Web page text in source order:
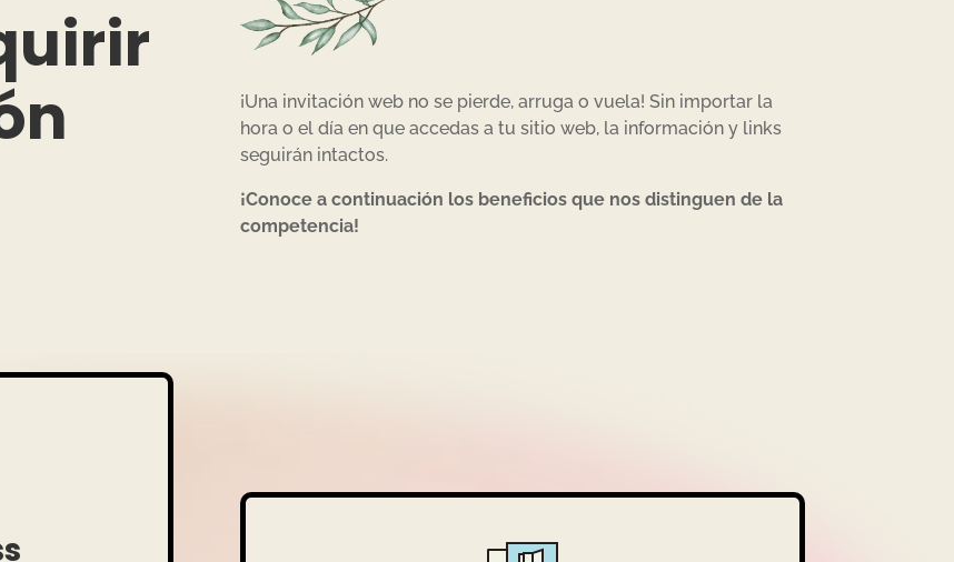
¡Una invitación web no se pierde, arruga o vuela! Sin importar la
hora o el día en que accedas a tu sitio web, la información y links
seguirán intactos.
¡Conoce a continuación los beneficios que nos distinguen de la
competencia!